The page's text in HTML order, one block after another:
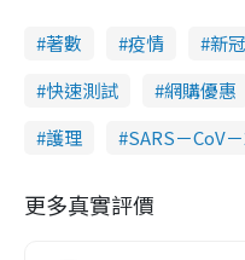
著數 疫情 新
快速測試
網購優惠
護理
SARS－CoV
更多真實評價